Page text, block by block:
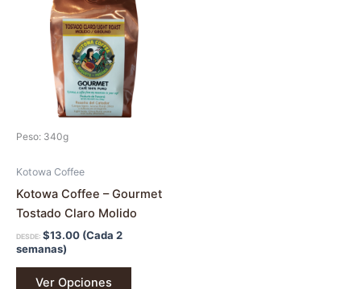
Peso: 340g
Kotowa Coffee
Kotowa Coffee – Gourmet
Tostado Claro Molido
DESDE: $13.00 (Cada 2
semanas)
Ver Opciones
tiene
múltiples
variantes.
Las
opciones
se
página
de